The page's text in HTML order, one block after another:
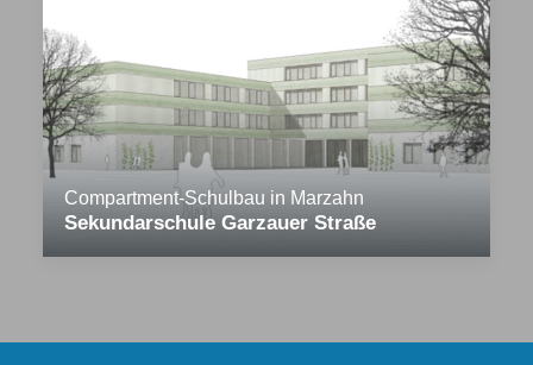
Compartment-Schulbau in Marzahn
Sekundarschule Garzauer Straße